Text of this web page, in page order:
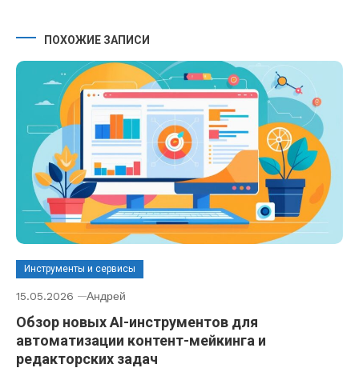
ПОХОЖИЕ ЗАПИСИ
Инструменты и сервисы
15.05.2026 Андрей
Обзор новых AI-инструментов для
автоматизации контент-мейкинга и
редакторских задач